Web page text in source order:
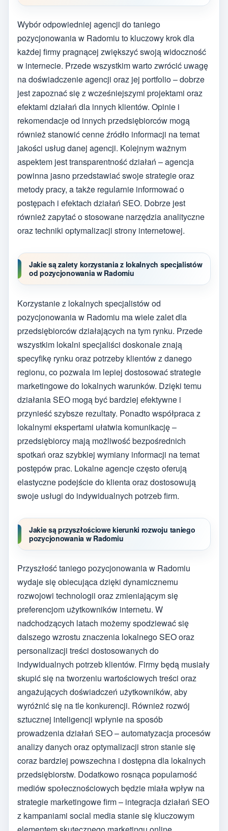
Wybór odpowiedniej agencji do taniego
pozycjonowania w Radomiu to kluczowy krok dla
każdej firmy pragnącej zwiększyć swoją widoczność
w internecie. Przede wszystkim warto zwrócić uwagę
na doświadczenie agencji oraz jej portfolio – dobrze
jest zapoznać się z wcześniejszymi projektami oraz
efektami działań dla innych klientów. Opinie i
rekomendacje od innych przedsiębiorców mogą
również stanowić cenne źródło informacji na temat
jakości usług danej agencji. Kolejnym ważnym
aspektem jest transparentność działań – agencja
powinna jasno przedstawiać swoje strategie oraz
metody pracy, a także regularnie informować o
postępach i efektach działań SEO. Dobrze jest
również zapytać o stosowane narzędzia analityczne
oraz techniki optymalizacji strony internetowej.
Jakie są zalety korzystania z lokalnych specjalistów
od pozycjonowania w Radomiu
Korzystanie z lokalnych specjalistów od
pozycjonowania w Radomiu ma wiele zalet dla
przedsiębiorców działających na tym rynku. Przede
wszystkim lokalni specjaliści doskonale znają
specyfikę rynku oraz potrzeby klientów z danego
regionu, co pozwala im lepiej dostosować strategie
marketingowe do lokalnych warunków. Dzięki temu
działania SEO mogą być bardziej efektywne i
przynieść szybsze rezultaty. Ponadto współpraca z
lokalnymi ekspertami ułatwia komunikację –
przedsiębiorcy mają możliwość bezpośrednich
spotkań oraz szybkiej wymiany informacji na temat
postępów prac. Lokalne agencje często oferują
elastyczne podejście do klienta oraz dostosowują
swoje usługi do indywidualnych potrzeb firm.
Jakie są przyszłościowe kierunki rozwoju taniego
pozycjonowania w Radomiu
Przyszłość taniego pozycjonowania w Radomiu
wydaje się obiecująca dzięki dynamicznemu
rozwojowi technologii oraz zmieniającym się
preferencjom użytkowników internetu. W
nadchodzących latach możemy spodziewać się
dalszego wzrostu znaczenia lokalnego SEO oraz
personalizacji treści dostosowanych do
indywidualnych potrzeb klientów. Firmy będą musiały
skupić się na tworzeniu wartościowych treści oraz
angażujących doświadczeń użytkowników, aby
wyróżnić się na tle konkurencji. Również rozwój
sztucznej inteligencji wpłynie na sposób
prowadzenia działań SEO – automatyzacja procesów
analizy danych oraz optymalizacji stron stanie się
coraz bardziej powszechna i dostępna dla lokalnych
przedsiębiorstw. Dodatkowo rosnąca popularność
mediów społecznościowych będzie miała wpływ na
strategie marketingowe firm – integracja działań SEO
z kampaniami social media stanie się kluczowym